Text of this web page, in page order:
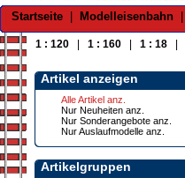
Startseite Modelleisenbahn
1 : 120 1 : 160 1 : 18
Artikel anzeigen
Alle Artikel anz.
Nur Neuheiten anz.
Nur Sonderangebote anz.
Nur Auslaufmodelle anz.
Artikelgruppen